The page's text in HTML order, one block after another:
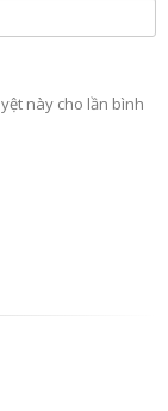
này cho lần bình